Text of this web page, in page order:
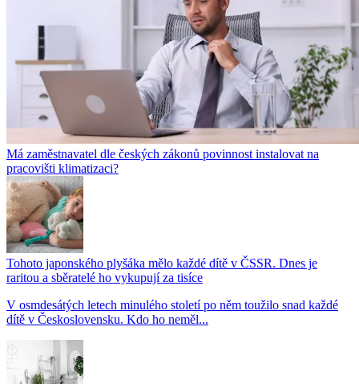
Má zaměstnavatel dle českých zákonů povinnost instalovat na
pracovišti klimatizaci?
Tohoto japonského plyšáka mělo každé dítě v ČSSR. Dnes je
raritou a sběratelé ho vykupují za tisíce
V osmdesátých letech minulého století po něm toužilo snad každé
dítě v Československu. Kdo ho neměl...